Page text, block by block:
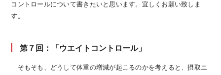
コントロールについて書きたいと思います。宜しくお願い致しま
す。
第７回：「ウエイトコントロール」
そもそも、どうして体重の増減が起こるのかを考えると、摂取エ